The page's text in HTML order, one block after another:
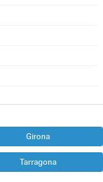
Girona
Tarragona